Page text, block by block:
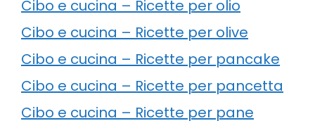
Cibo e cucina – Ricette per olio
Cibo e cucina – Ricette per olive
Cibo e cucina – Ricette per pancake
Cibo e cucina – Ricette per pancetta
Cibo e cucina – Ricette per pane